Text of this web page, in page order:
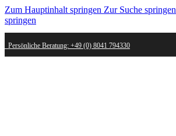
Zum Hauptinhalt springen Zur Suche springen
springen
Persönliche Beratung: +49 (0) 8041 794330